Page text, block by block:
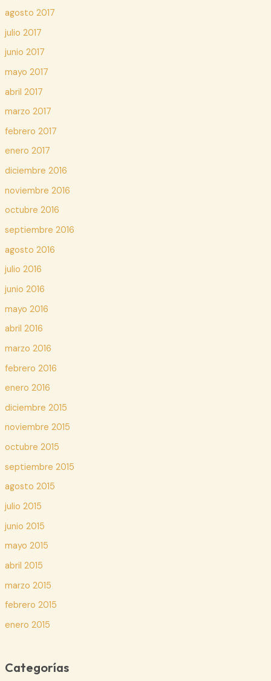
agosto 2017
julio 2017
junio 2017
mayo 2017
abril 2017
marzo 2017
febrero 2017
enero 2017
diciembre 2016
noviembre 2016
octubre 2016
septiembre 2016
agosto 2016
julio 2016
junio 2016
mayo 2016
abril 2016
marzo 2016
febrero 2016
enero 2016
diciembre 2015
noviembre 2015
octubre 2015
septiembre 2015
agosto 2015
julio 2015
junio 2015
mayo 2015
abril 2015
marzo 2015
febrero 2015
enero 2015
Categorías